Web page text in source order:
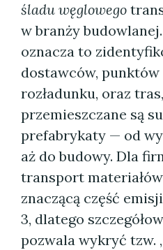
śladu węglowego
w branży
oznacza to
dostawców, punktów
rozładunku, oraz
przemieszczane są
prefabrykaty — od
aż do budowy. Dla
transport
znaczącą część
3, dlatego
pozwala wykryć tzw.